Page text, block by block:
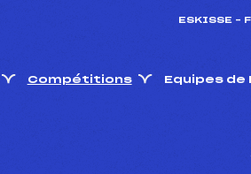
ESKISSE –
Compétitions Equipes de